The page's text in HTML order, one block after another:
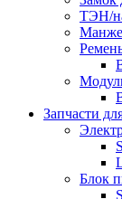
ТЭН/
Запчасти
Блок